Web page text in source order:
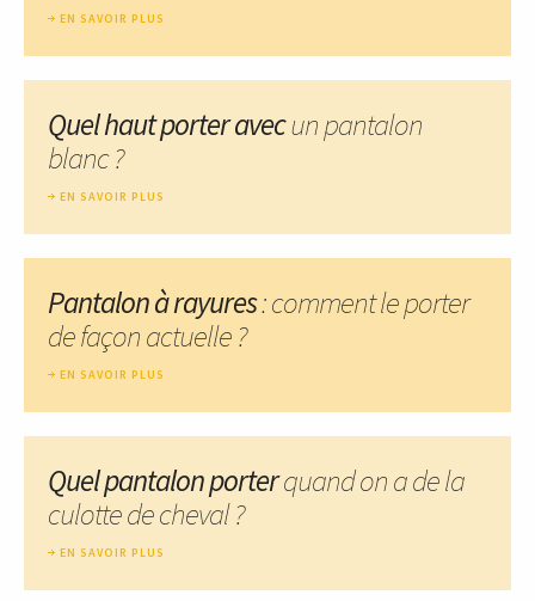
EN SAVOIR PLUS
Quel haut porter avecun pantalon
blanc ?
EN SAVOIR PLUS
Pantalon à rayures: comment le porter
de façon actuelle ?
EN SAVOIR PLUS
Quel pantalon porterquand on a de la
culotte de cheval ?
EN SAVOIR PLUS